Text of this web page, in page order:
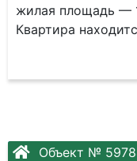
жилая площадь —
Квартира
Объект №